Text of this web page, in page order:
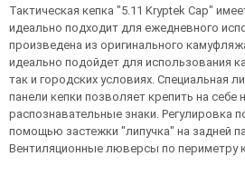
Тактическая кепка "5.11 Kryptek Cap"
идеально подходит для ежедневного
произведена из оригинального
идеально подойдет для использования
так и городских условиях. Специальная
панели кепки позволяет крепить на себе
распознавательные знаки. Регулировка
помощью застежки "липучка" на задней
Вентиляционные люверсы по периметру